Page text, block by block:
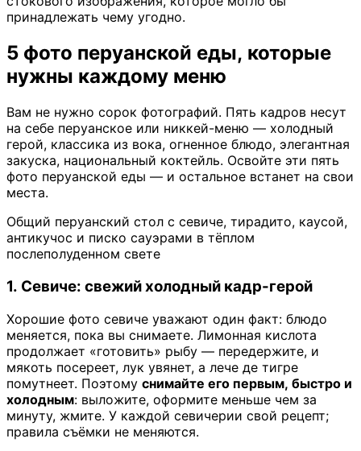
принадлежать чему угодно.
5 фото перуанской еды, которые
нужны каждому меню
Вам не нужно сорок фотографий. Пять кадров несут
на себе перуанское или никкей-меню — холодный
герой, классика из вока, огненное блюдо, элегантная
закуска, национальный коктейль. Освойте эти пять
фото перуанской еды — и остальное встанет на свои
места.
Общий перуанский стол с севиче, тирадито, каусой,
антикучос и писко сауэрами в тёплом
послеполуденном свете
1. Севиче: свежий холодный кадр-герой
Хорошие фото севиче уважают один факт: блюдо
меняется, пока вы снимаете. Лимонная кислота
продолжает «готовить» рыбу — передержите, и
мякоть посереет, лук увянет, а лече де тигре
помутнеет. Поэтому снимайте его первым, быстро и
холодным: выложите, оформите меньше чем за
минуту, жмите. У каждой севичерии свой рецепт;
правила съёмки не меняются.